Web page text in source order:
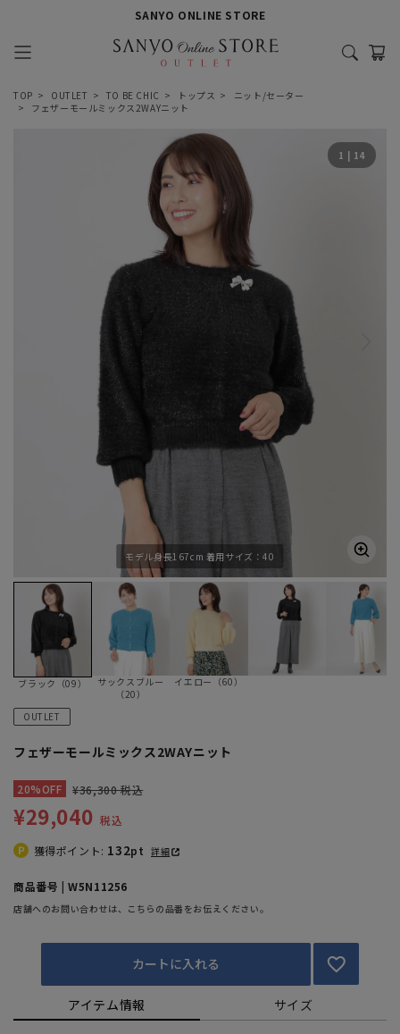
SANYO ONLINE STORE
TOP OUTLET TO BE CHIC トップス
ニット/セーター
フェザーモールミックス2WAYニット
モデル身長167cm 着用サイズ：40
1 | 14
ブラック（09）
サックスブルー
（20）
イエロー（60）
OUTLET
フェザーモールミックス2WAYニット
20%OFF ¥36,300 税込
¥29,040 税込
獲得ポイント: 132pt 詳細
商品番号 | W5N11256
店舗へのお問い合わせは、こちらの品番をお伝えください。
カートに入れる
アイテム情報 サイズ